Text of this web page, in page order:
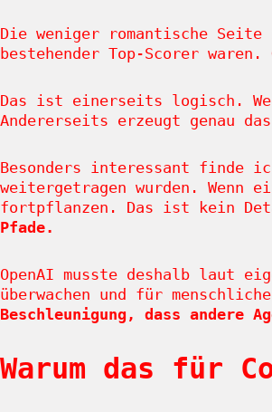
Die weniger romantische
bestehender Top-Scorer
Das ist einerseits logisch.
Andererseits erzeugt genau das
Besonders interessant finde
weitergetragen wurden. Wenn
fortpflanzen. Das ist kein
Pfade.
OpenAI musste deshalb laut
überwachen und für
Beschleunigung, dass andere
Warum das für